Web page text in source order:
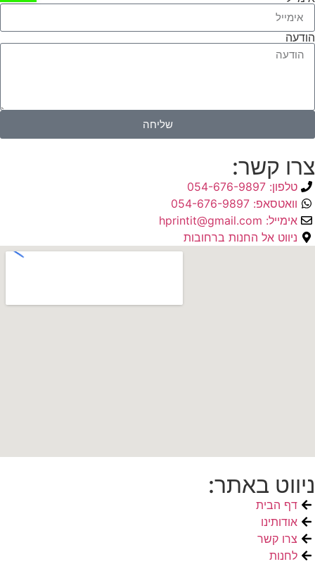
הודעה
שליחה
צרו קשר:
טלפון: 054-676-9897
וואטסאפ: 054-676-9897
אימייל: hprintit@gmail.com
ניווט אל החנות ברחובות
ניווט באתר:
דף הבית
אודותינו
צרו קשר
לחנות